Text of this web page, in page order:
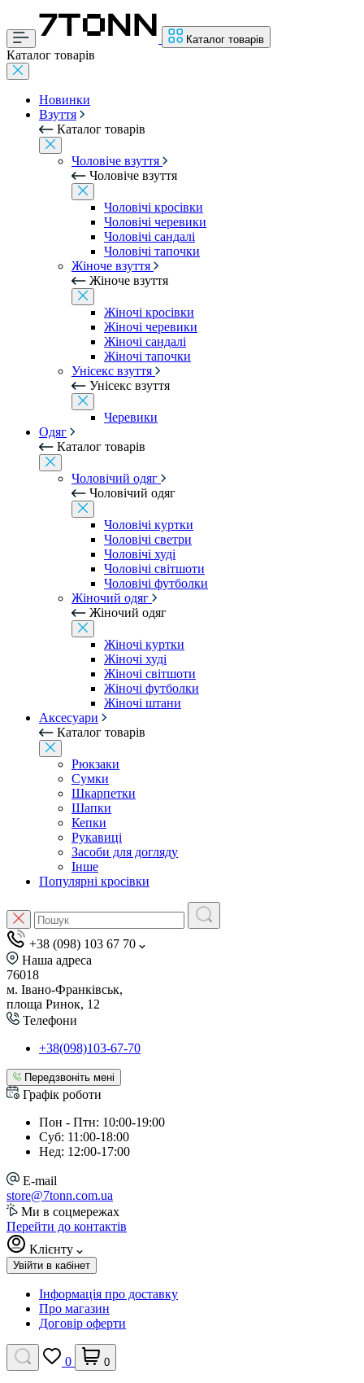
Каталог товарів
Каталог товарів
Новинки
Взуття
Каталог товарів
Чоловіче взуття
Чоловіче взуття
Чоловічі кросівки
Чоловічі черевики
Чоловічі сандалі
Чоловічі тапочки
Жіноче взуття
Жіноче взуття
Жіночі кросівки
Жіночі черевики
Жіночі сандалі
Жіночі тапочки
Унісекс взуття
Унісекс взуття
Черевики
Одяг
Каталог товарів
Чоловічий одяг
Чоловічий одяг
Чоловічі куртки
Чоловічі светри
Чоловічі худі
Чоловічі світшоти
Чоловічі футболки
Жіночий одяг
Жіночий одяг
Жіночі куртки
Жіночі худі
Жіночі світшоти
Жіночі футболки
Жіночі штани
Аксесуари
Каталог товарів
Рюкзаки
Сумки
Шкарпетки
Шапки
Кепки
Рукавиці
Засоби для догляду
Інше
Популярні кросівки
+38 (098) 103 67 70
Наша адреса
76018
м. Івано-Франківськ,
площа Ринок, 12
Телефони
+38(098)103-67-70
Передзвоніть мені
Графік роботи
Пон - Птн: 10:00-19:00
Суб: 11:00-18:00
Нед: 12:00-17:00
E-mail
store@7tonn.com.ua
Ми в соцмережах
Перейти до контактів
Клієнту
Увійти в кабінет
Інформація про доставку
Про магазин
Договір оферти
0 0